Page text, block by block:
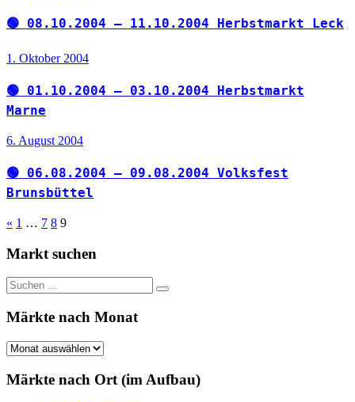
🟢 08.10.2004 – 11.10.2004 Herbstmarkt Leck
1. Oktober 2004
🟢 01.10.2004 – 03.10.2004 Herbstmarkt
Marne
6. August 2004
🟢 06.08.2004 – 09.08.2004 Volksfest
Brunsbüttel
Seitennummerierung
der
« Vorherige
1 … 7 8 9
Markt suchen
Suchen
nach:
Suchen
Märkte nach Monat
Märkte
Monat
Märkte nach Ort (im Aufbau)